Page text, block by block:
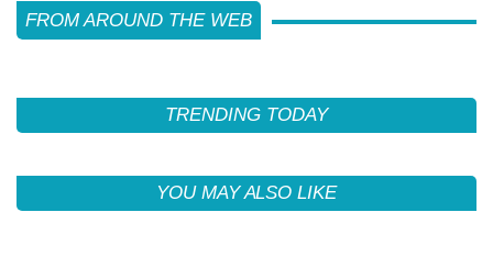
FROM AROUND THE WEB
TRENDING TODAY
YOU MAY ALSO LIKE